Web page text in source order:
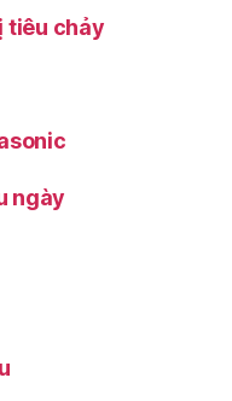
tiêu chảy
ngày